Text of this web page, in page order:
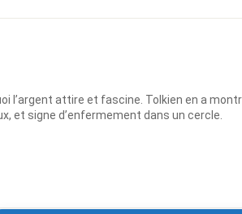
l’argent attire et fascine. Tolkien en a
et signe d’enfermement dans un cercle.